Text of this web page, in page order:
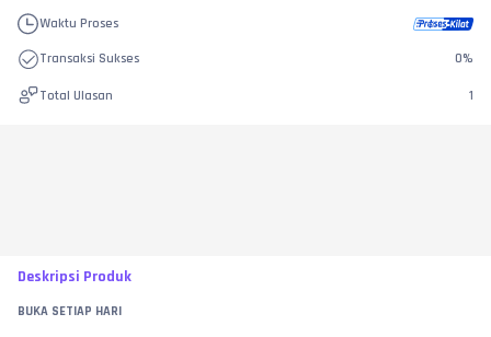
Waktu Proses
Transaksi Sukses 0%
Total Ulasan 1
Deskripsi Produk
BUKA SETIAP HARI